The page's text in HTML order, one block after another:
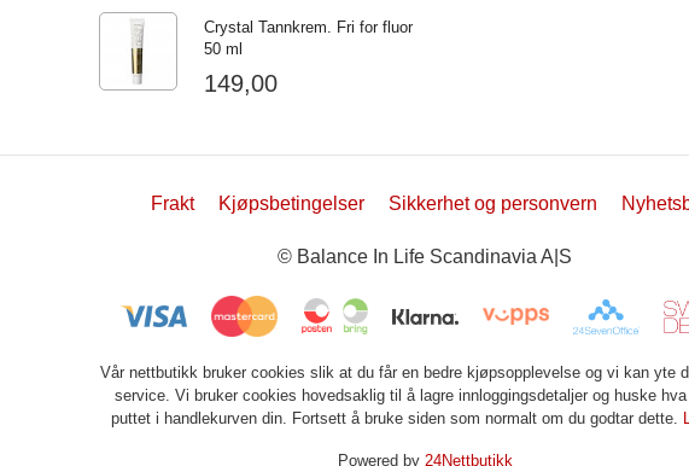
Crystal Tannkrem. Fri for fluor
50 ml
149,00
Frakt Kjøpsbetingelser Sikkerhet og personvern
© Balance In Life Scandinavia A|S
Vår nettbutikk bruker cookies slik at du får en bedre kjøpsopplevelse og vi kan yte
service. Vi bruker cookies hovedsaklig til å lagre innloggingsdetaljer og huske
puttet i handlekurven din. Fortsett å bruke siden som normalt om du godtar dette.
Powered by 24Nettbutikk